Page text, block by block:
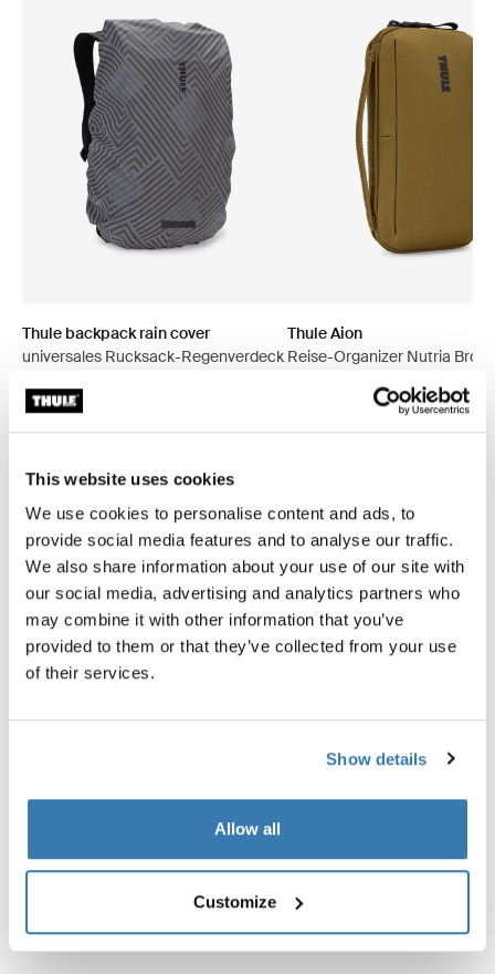
This website uses cookies
We use cookies to personalise content and ads, to
provide social media features and to analyse our traffic.
We also share information about your use of our site with
our social media, advertising and analytics partners who
may combine it with other information that you’ve
provided to them or that they’ve collected from your use
of their services.
Show details
Allow all
Customize
Thule backpack rain cover
universales Rucksack-Regenverdeck
29,95 €
Thule Aion
Reise-Organizer Nutria
Toggle overview
Beschreibung des Produkts
Toggle features
Alle Eigenschaften
Toggle techspec
Technische Daten